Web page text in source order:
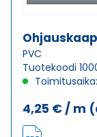
PVC
Tuotekoodi
4,25 € / m